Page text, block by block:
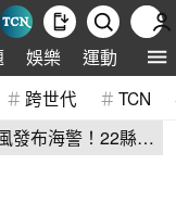
娛樂 運動 全球
跨世代 TCN
發布海警！22縣市